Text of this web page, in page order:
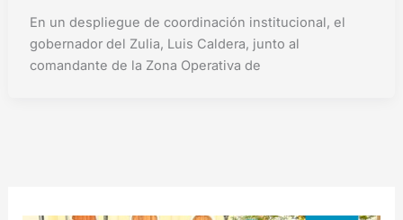
En un despliegue de coordinación institucional, el
gobernador del Zulia, Luis Caldera, junto al
comandante de la Zona Operativa de